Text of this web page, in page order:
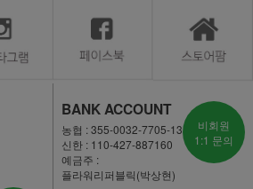
BANK ACCOUNT
농협 : 355-0032-7705-13
신한 : 110-427-887160
예금주 :
플라워리퍼블릭(박상현)
비회원
1:1 문의